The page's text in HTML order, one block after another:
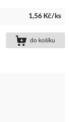
1,56 Kč/ks
do košíku